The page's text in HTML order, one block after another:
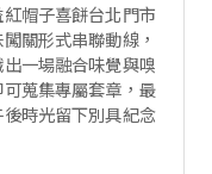
帽子喜餅台北門市
關形式串聯動線，
一場融合味覺與嗅
蒐集專屬套章，最
時光留下別具紀念